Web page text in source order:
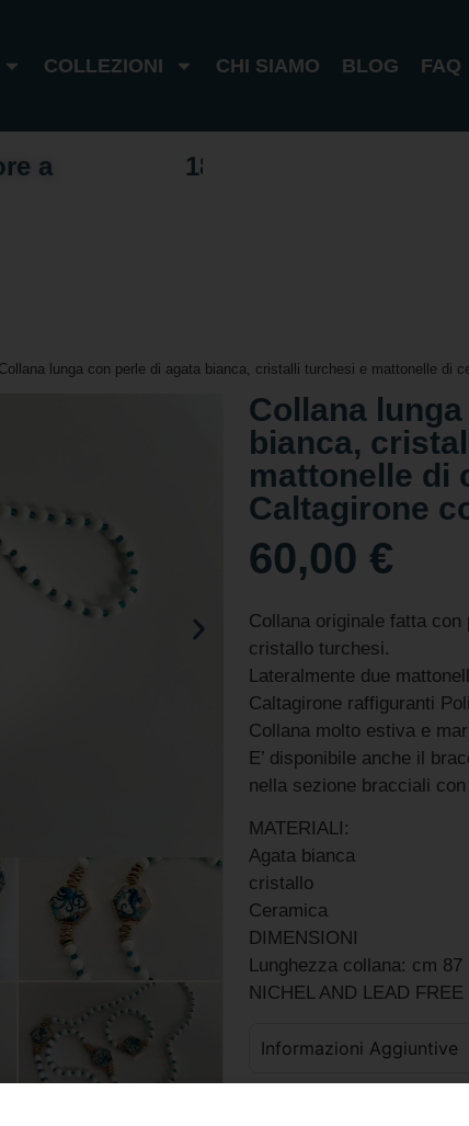
COLLEZIONI CHI SIAMO BLOG FAQ
a 18
lunga con perle di agata bianca, cristalli turchesi e mattonelle di
Collana
bianca,
mattonelle di
Caltagirone
60,00 €
Collana originale fatta
cristallo turchesi.
Lateralmente due
Caltagirone raffiguranti
Collana molto estiva e
E’ disponibile anche il
nella sezione bracciali
MATERIALI:
Agata bianca
cristallo
Ceramica
DIMENSIONI
Lunghezza collana: cm 87
NICHEL AND LEAD FREE
Informazioni Aggiuntive